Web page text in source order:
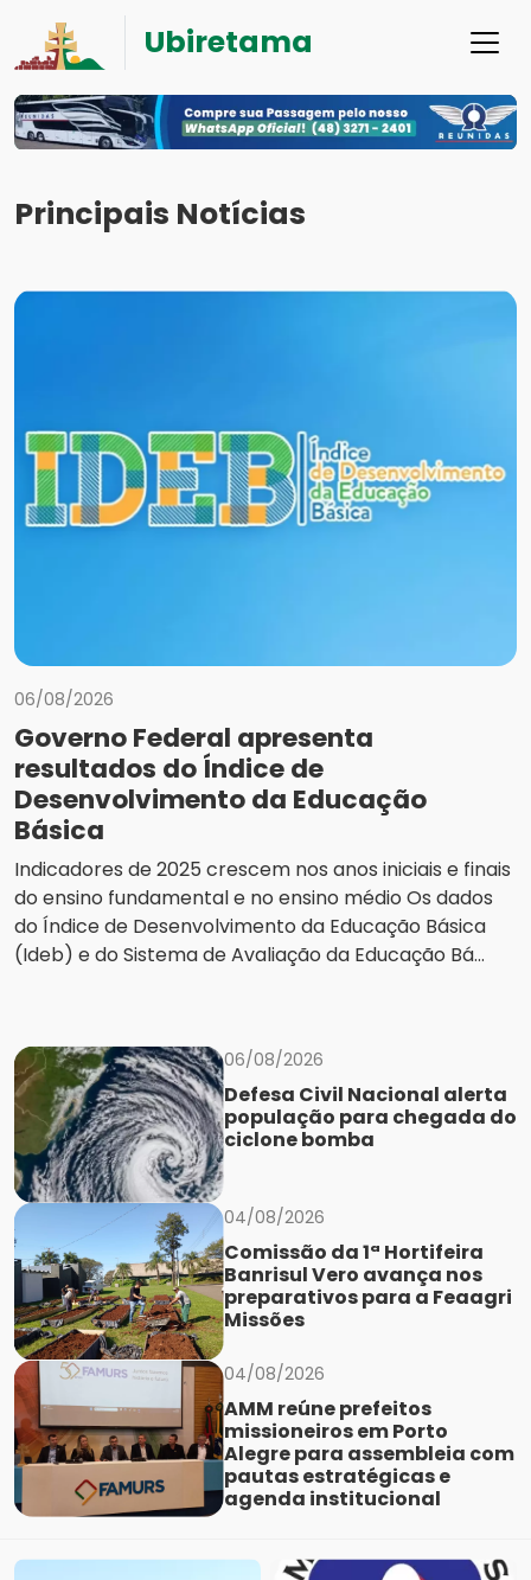
Ubiretama
Principais Notícias
06/08/2026
Governo Federal apresenta
resultados do Índice de
Desenvolvimento da Educação
Básica
Indicadores de 2025 crescem nos anos iniciais e finais
do ensino fundamental e no ensino médio Os dados
do Índice de Desenvolvimento da Educação Básica
(Ideb) e do Sistema de Avaliação da Educação Bá...
06/08/2026
Defesa Civil Nacional alerta
população para chegada do
ciclone bomba
04/08/2026
Comissão da 1ª Hortifeira
Banrisul Vero avança nos
preparativos para a Feaagri
Missões
04/08/2026
AMM reúne prefeitos
missioneiros em Porto
Alegre para assembleia com
pautas estratégicas e
agenda institucional